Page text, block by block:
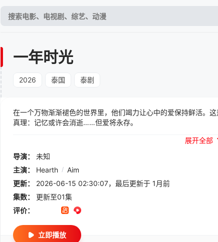
一年时光
2026 泰国 泰剧
在一个万物渐渐褪色的世界里，他们竭力让心中的爱保持鲜活。
真理：记忆或许会消逝……但爱将永存。
展开全部
导演：
未知
主演：
Hearth / Aim
更新：
2026-06-15 02:30:07，最后更新于 1月前
集数：
更新至01集
评价：
立即播放